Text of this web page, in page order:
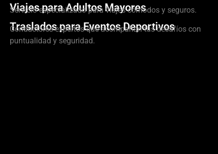
Viajes para Adultos Mayores
Servicio especializado para viajes cómodos y seguros.
Traslados para Eventos Deportivos
Conductores expertos que acompañan tus desafíos con
puntualidad y seguridad.